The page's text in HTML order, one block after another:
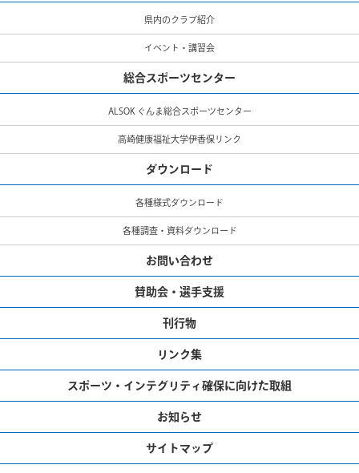
県内のクラブ紹介
イベント・講習会
総合スポーツセンター
ALSOK ぐんま総合スポーツセンター
高崎健康福祉大学伊香保リンク
ダウンロード
各種様式ダウンロード
各種調査・資料ダウンロード
お問い合わせ
賛助会・選手支援
刊行物
リンク集
スポーツ・インテグリティ確保に向けた取組
お知らせ
サイトマップ